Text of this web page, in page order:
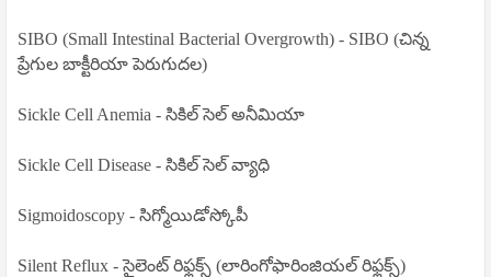
SIBO (Small Intestinal Bacterial Overgrowth) - SIBO (చిన్న
ప్రేగుల బాక్టీరియా పెరుగుదల)
Sickle Cell Anemia - సికిల్ సెల్ అనీమియా
Sickle Cell Disease - సికిల్ సెల్ వ్యాధి
Sigmoidoscopy - సిగ్మోయిడోస్కోపీ
Silent Reflux - సైలెంట్ రిఫ్లక్స్ (లారింగోఫారింజియల్ రిఫ్లక్స్)